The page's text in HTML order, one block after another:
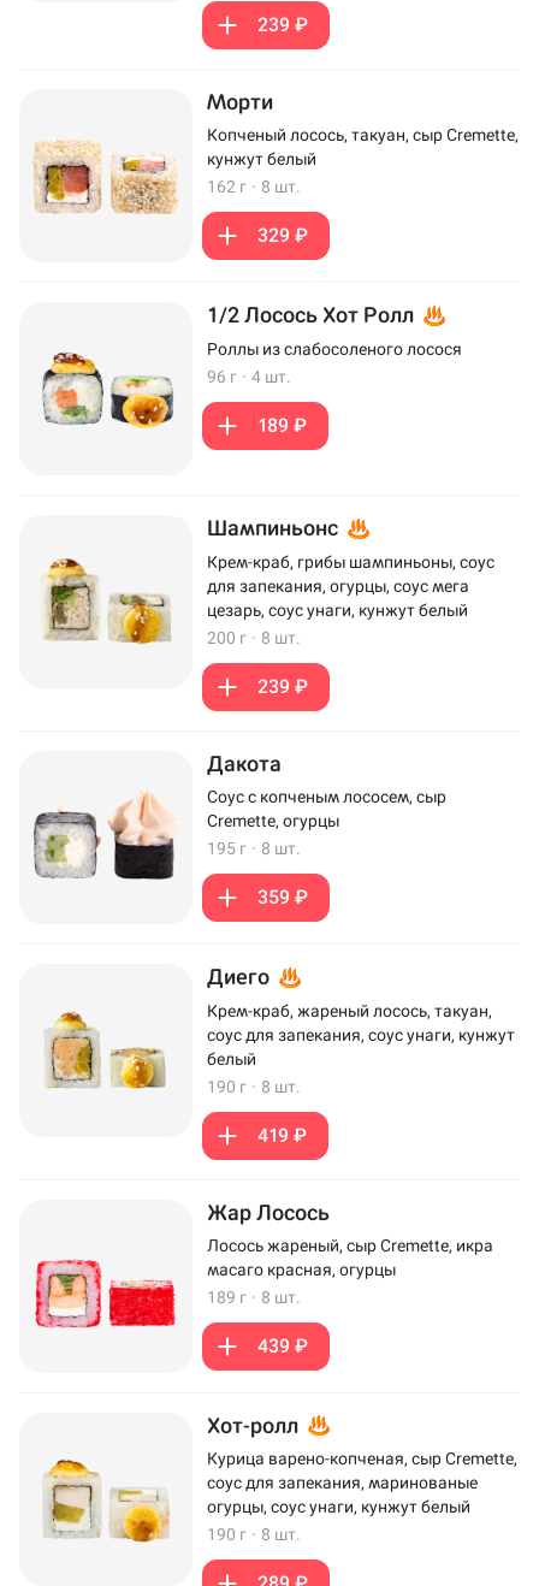
239 ₽
Морти
Копченый лосось, такуан, сыр Cremette,
кунжут белый
162 г · 8 шт.
329 ₽
1/2 Лосось Хот Ролл
Роллы из слабосоленого лосося
96 г · 4 шт.
189 ₽
Шампиньонс
Крем-краб, грибы шампиньоны, соус
для запекания, огурцы, соус мега
цезарь, соус унаги, кунжут белый
200 г · 8 шт.
239 ₽
Дакота
Соус с копченым лососем, сыр
Cremette, огурцы
195 г · 8 шт.
359 ₽
Диего
Крем-краб, жареный лосось, такуан,
соус для запекания, соус унаги, кунжут
белый
190 г · 8 шт.
419 ₽
Жар Лосось
Лосось жареный, сыр Cremette, икра
масаго красная, огурцы
189 г · 8 шт.
439 ₽
Хот-ролл
Курица варено-копченая, сыр Cremette,
соус для запекания, маринованые
огурцы, соус унаги, кунжут белый
190 г · 8 шт.